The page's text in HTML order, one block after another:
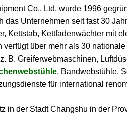
Co., Ltd. wurde 1996
das Unternehmen seit fast 30
Kettstab, Kettfadenwächter mit
verfügt über mehr als 30
B. Greiferwebmaschinen,
, Bandwebstühle,
für international
in der Stadt Changshu in der